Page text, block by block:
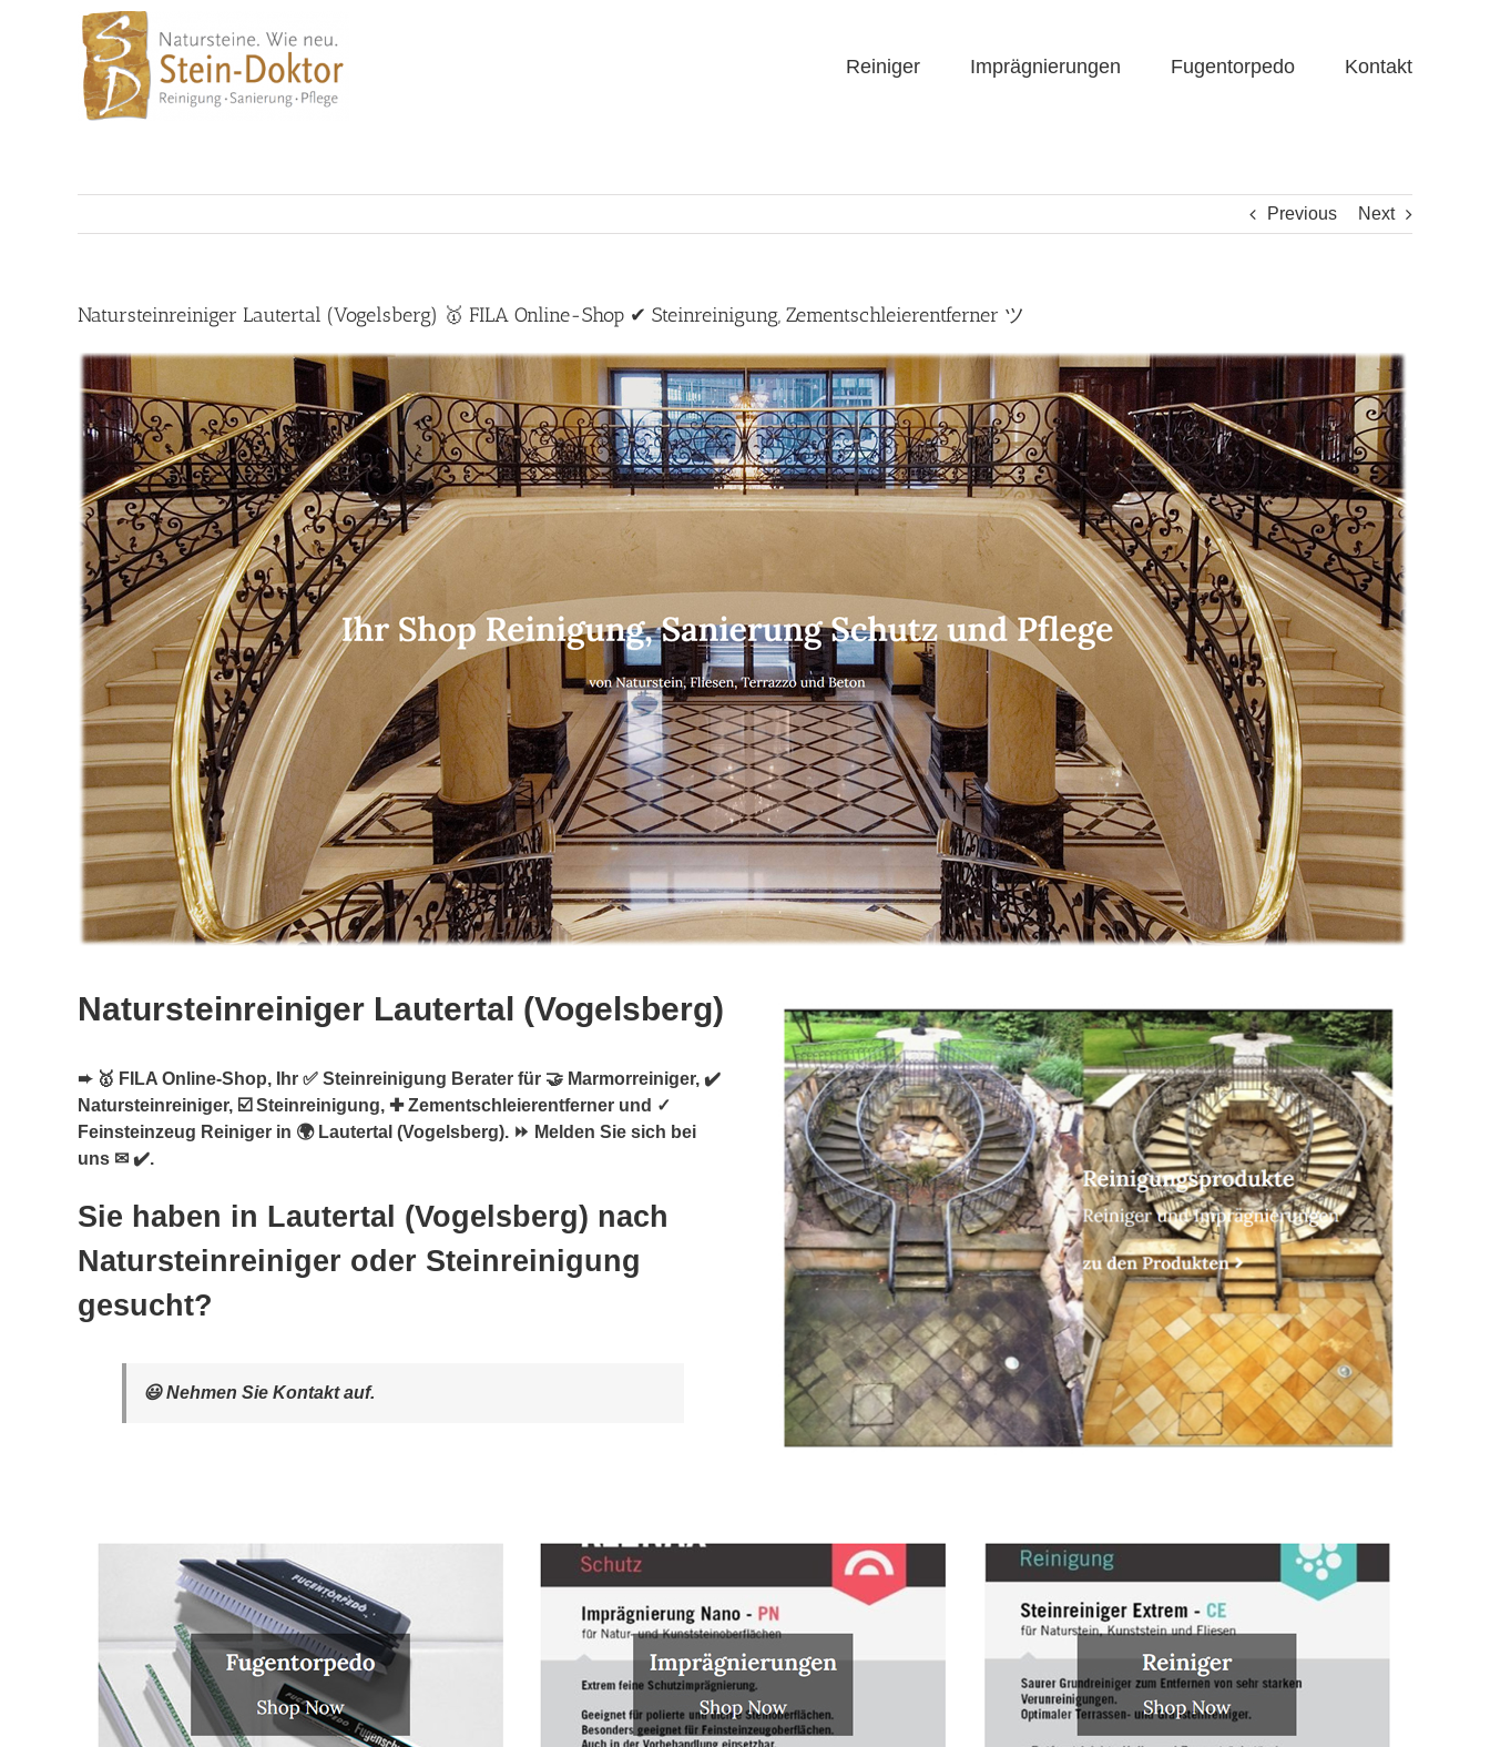
Reiniger Imprägnierungen Fugentorpedo Kontakt
Previous Next
Natursteinreiniger Lautertal (Vogelsberg) 🥇 FILA Online-Shop ✔ Steinreinigung, Zementschleierentferner ツ
Natursteinreiniger Lautertal (Vogelsberg)
➨ 🥇 FILA Online-Shop, Ihr ✅ Steinreinigung Berater für 🤝 Marmorreiniger, ✔️
Natursteinreiniger, ☑️ Steinreinigung, ✚ Zementschleierentferner und ✓
Feinsteinzeug Reiniger in 🌍 Lautertal (Vogelsberg). ⏩ Melden Sie sich bei
uns ✉ ✔️.
Sie haben in Lautertal (Vogelsberg) nach
Natursteinreiniger oder Steinreinigung
gesucht?
😃 Nehmen Sie Kontakt auf.